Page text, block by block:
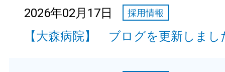
2026年02月17日 採用情報
【大森病院】 ブログを更新しまし